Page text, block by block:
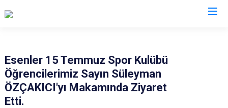
Adalar
Avcılar
Fatih
Sultanbeyli
Esenler 15 Temmuz Spor Kulübü
Öğrencilerimiz Sayın Süleyman
ÖZÇAKICI'yı Makamında Ziyaret
Etti.